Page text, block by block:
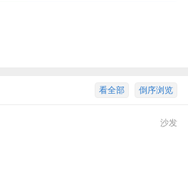
倒序浏览
看全部
沙发